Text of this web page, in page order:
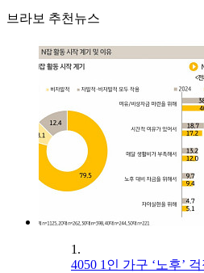
브라보 추천뉴스
1.
4050 1인 가구 ‘노후’